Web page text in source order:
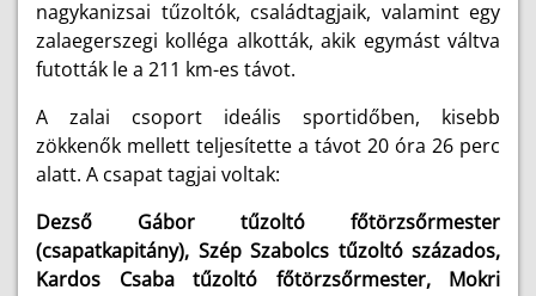
nagykanizsai tűzoltók, családtagjaik, valamint egy
zalaegerszegi kolléga alkották, akik egymást váltva
futották le a 211 km-es távot.
A zalai csoport ideális sportidőben, kisebb
zökkenők mellett teljesítette a távot 20 óra 26 perc
alatt. A csapat tagjai voltak:
Dezső Gábor tűzoltó főtörzsőrmester
(csapatkapitány), Szép Szabolcs tűzoltó százados,
Kardos Csaba tűzoltó főtörzsőrmester, Mokri